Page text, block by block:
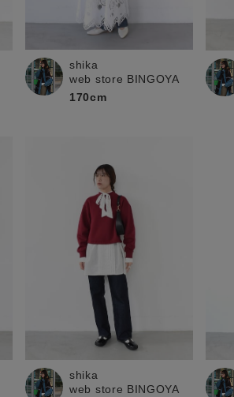
shika
web store BINGOYA
170cm
shika
web store BINGOYA